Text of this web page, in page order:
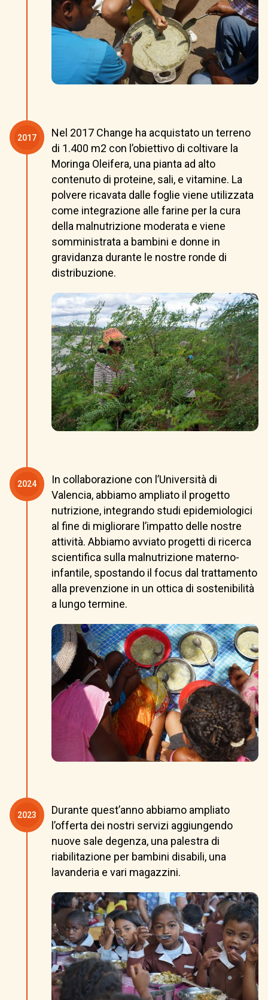
2017
Nel 2017 Change ha acquistato un terreno
di 1.400 m2 con l’obiettivo di coltivare la
Moringa Oleifera, una pianta ad alto
contenuto di proteine, sali, e vitamine. La
polvere ricavata dalle foglie viene utilizzata
come integrazione alle farine per la cura
della malnutrizione moderata e viene
somministrata a bambini e donne in
gravidanza durante le nostre ronde di
distribuzione.
2024
In collaborazione con l’Università di
Valencia, abbiamo ampliato il progetto
nutrizione, integrando studi epidemiologici
al fine di migliorare l’impatto delle nostre
attività. Abbiamo avviato progetti di ricerca
scientifica sulla malnutrizione materno-
infantile, spostando il focus dal trattamento
alla prevenzione in un ottica di sostenibilità
a lungo termine.
2023
Durante quest’anno abbiamo ampliato
l’offerta dei nostri servizi aggiungendo
nuove sale degenza, una palestra di
riabilitazione per bambini disabili, una
lavanderia e vari magazzini.